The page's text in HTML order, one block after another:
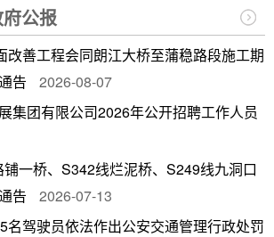
公报
改善工程会同朗江大桥至蒲稳路段施工期
告
2026-08-07
集团有限公司2026年公开招聘工作人员
一桥、S342线烂泥桥、S249线九洞口
告
2026-07-13
名驾驶员依法作出公安交通管理行政处罚